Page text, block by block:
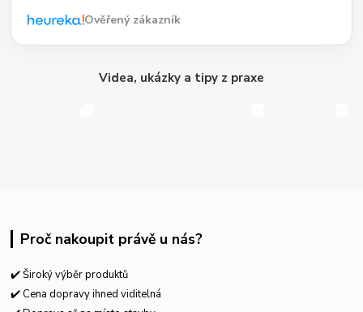
Ověřený zákazník
Videa, ukázky a tipy z praxe
Proč nakoupit právě u nás?
✔️ Široký výběr produktů
✔️ Cena dopravy ihned viditelná